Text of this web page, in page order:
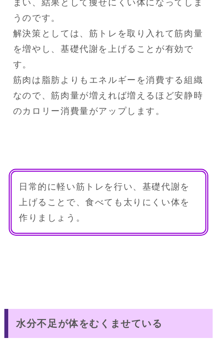
まい、結果として痩せにくい体になってしま
うのです。
解決策としては、筋トレを取り入れて筋肉量
を増やし、基礎代謝を上げることが有効で
す。
筋肉は脂肪よりもエネルギーを消費する組織
なので、筋肉量が増えれば増えるほど安静時
のカロリー消費量がアップします。
日常的に軽い筋トレを行い、基礎代謝を
上げることで、食べても太りにくい体を
作りましょう。
水分不足が体をむくませている